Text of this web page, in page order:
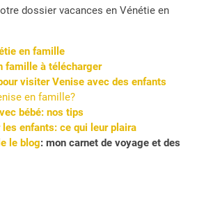
dossier vacances en Vénétie en
en famille
famille à télécharger
visiter Venise avec des enfants
en famille?
bébé: nos tips
les enfants: ce qui leur plaira
le blog: mon carnet de voyage et des